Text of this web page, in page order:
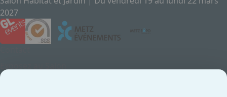
2027